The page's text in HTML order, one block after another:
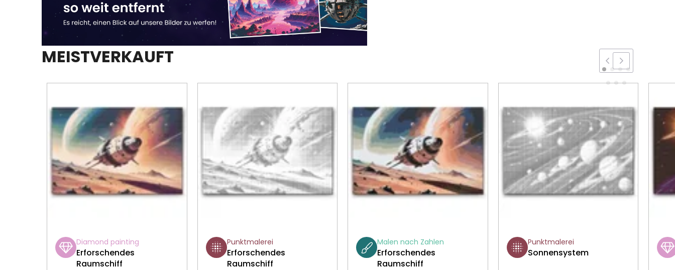
MEISTVERKAUFT
Diamond painting
Erforschendes
Raumschiff
Punktmalerei
Erforschendes
Raumschiff
Malen nach Zahlen
Erforschendes
Raumschiff
Punktmalerei
Sonnensystem